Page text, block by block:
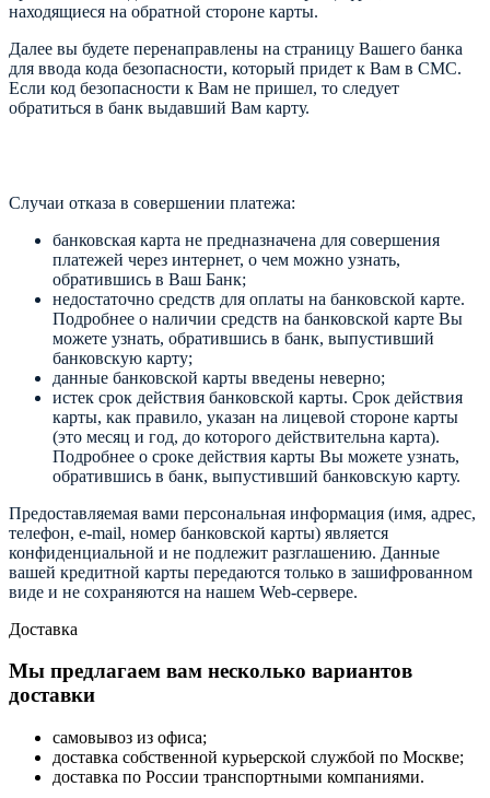
находящиеся на обратной стороне карты.
Далее вы будете перенаправлены на страницу Вашего банка
для ввода кода безопасности, который придет к Вам в СМС.
Если код безопасности к Вам не пришел, то следует
обратиться в банк выдавший Вам карту.
Случаи отказа в совершении платежа:
банковская карта не предназначена для совершения
платежей через интернет, о чем можно узнать,
обратившись в Ваш Банк;
недостаточно средств для оплаты на банковской карте.
Подробнее о наличии средств на банковской карте Вы
можете узнать, обратившись в банк, выпустивший
банковскую карту;
данные банковской карты введены неверно;
истек срок действия банковской карты. Срок действия
карты, как правило, указан на лицевой стороне карты
(это месяц и год, до которого действительна карта).
Подробнее о сроке действия карты Вы можете узнать,
обратившись в банк, выпустивший банковскую карту.
Предоставляемая вами персональная информация (имя, адрес,
телефон, e-mail, номер банковской карты) является
конфиденциальной и не подлежит разглашению. Данные
вашей кредитной карты передаются только в зашифрованном
виде и не сохраняются на нашем Web-сервере.
Доставка
Мы предлагаем вам несколько вариантов
доставки
самовывоз из офиса;
доставка собственной курьерской службой по Москве;
доставка по России транспортными компаниями.